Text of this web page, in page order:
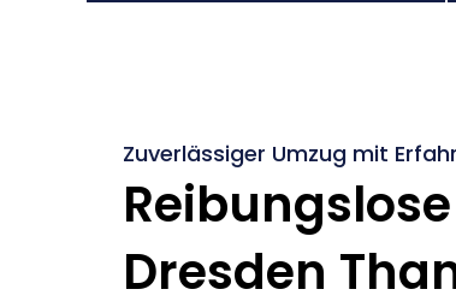
Zuverlässiger Umzug mit
Dresden